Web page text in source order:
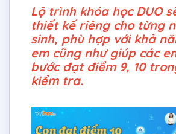
Lộ trình khóa học DUO
thiết kế riêng cho từng
sinh, phù hợp với khả
em cũng như giúp các
bước đạt điểm 9, 10
kiểm tra.